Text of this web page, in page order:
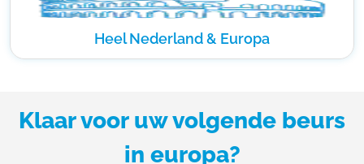
Heel Nederland & Europa
Klaar voor uw volgende beurs
in europa?